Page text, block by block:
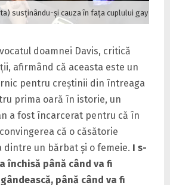
doamnei Davis, critică
afirmând că aceasta este un
pentru creştinii din întreaga
prima oară în istorie, un
a fost încarcerat pentru că în
că o căsătorie
dintre un bărbat şi o femeie. I s-
închisă până când va fi
până când va fi